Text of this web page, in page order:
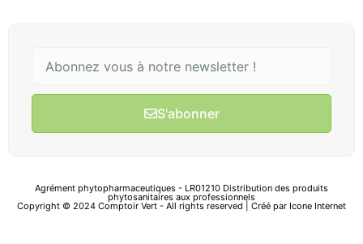
S'abonner
Agrément phytopharmaceutiques - LR01210 Distribution des produits
phytosanitaires aux professionnels
Copyright © 2024 Comptoir Vert - All rights reserved | Créé par Icone Internet